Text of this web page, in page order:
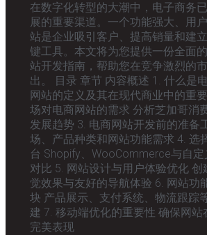
在数字化转型的大潮中，电子商务
展的重要渠道。一个功能强大、用
站是企业吸引客户、提高销量和建
键工具。本文将为您提供一份全面
站开发指南，帮助您在竞争激烈的
出。 目录 章节 内容概述 1. 什么是
网站的定义及其在现代商业中的重
场对电商网站的需求 分析芝加哥消
发展趋势 3. 电商网站开发前的准备
场、产品种类和网站功能需求 4. 选
台 Shopify、WooCommerce与自
对比 5. 网站设计与用户体验优化
觉效果与友好的导航体验 6. 网站功
块 产品展示、支付系统、物流跟踪
建 7. 移动端优化的重要性 确保网站
完美表现